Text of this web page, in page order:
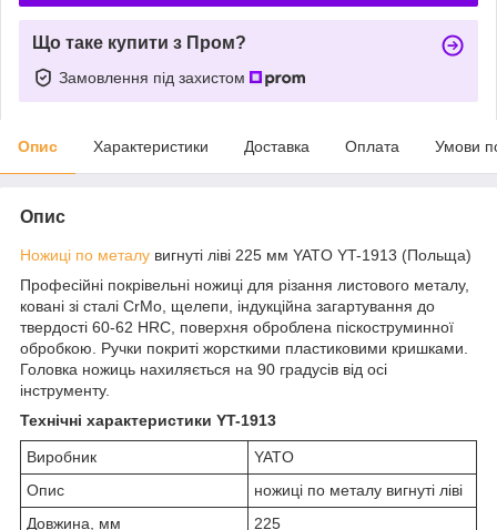
Що таке купити з Пром?
Замовлення під захистом
Опис Характеристики Доставка Оплата Умови
Опис
Ножиці по металу вигнуті ліві 225 мм YATO YT-1913 (Польща)
Професійні покрівельні ножиці для різання листового металу,
ковані зі сталі CrMo, щелепи, індукційна загартування до
твердості 60-62 HRC, поверхня оброблена піскоструминної
обробкою. Ручки покриті жорсткими пластиковими кришками.
Головка ножиць нахиляється на 90 градусів від осі
інструменту.
Технічні характеристики YT-1913
Виробник
YATO
Опис
ножиці по металу вигнуті ліві
Довжина, мм
225